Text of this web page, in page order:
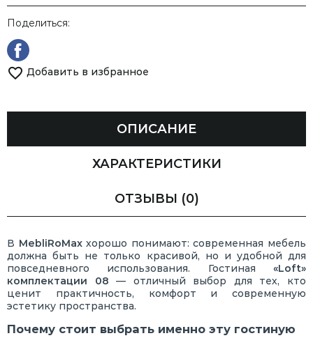
Поделиться:
Добавить в избранное
ОПИСАНИЕ
ХАРАКТЕРИСТИКИ
ОТЗЫВЫ (0)
В MebliRoMaxхорошо понимают: современная мебель
должна быть не только красивой, но и удобной для
повседневного использования. Гостиная «Loft»
комплектации 08 — отличный выбор для тех, кто
ценит практичность, комфорт и современную
эстетику пространства.
Почему стоит выбрать именно эту гостиную